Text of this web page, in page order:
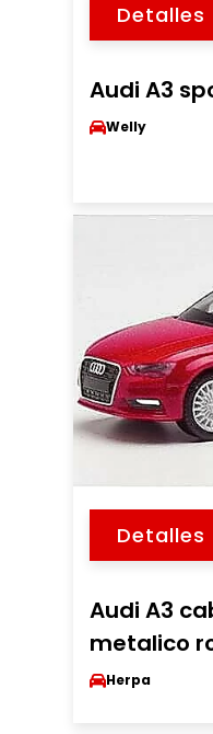
Detalles
Audi A3
Welly
Detalles
Audi A3
metalico
Herpa